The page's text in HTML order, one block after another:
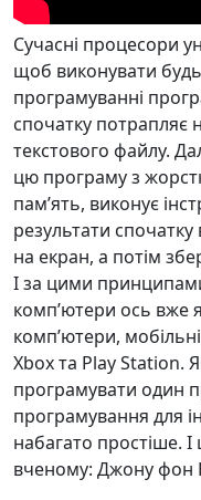
Сучасні процесори
щоб виконувати
програмуванні
спочатку потрапляє
текстового файлу.
цю програму з
памʼять, виконує
результати
на екран, а потім
І за цими
компʼютери ось вже
компʼютери,
Xbox та Play Station.
програмувати один
програмування для
набагато простіше.
вченому: Джону фон